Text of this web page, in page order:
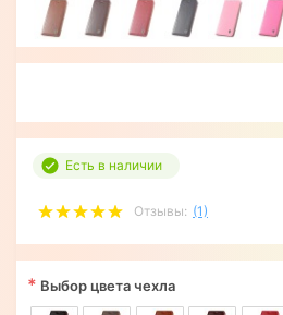
Есть в наличии
Отзывы: (1)
* Выбор цвета чехла